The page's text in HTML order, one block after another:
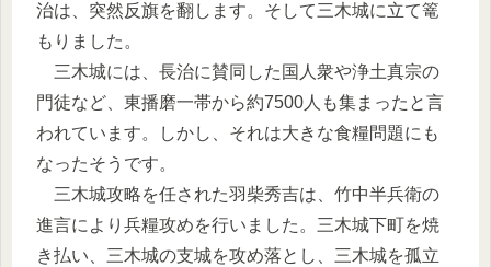
治は、突然反旗を翻します。そして三木城に立て篭
もりました。
三木城には、長治に賛同した国人衆や浄土真宗の
門徒など、東播磨一帯から約7500人も集まったと言
われています。しかし、それは大きな食糧問題にも
なったそうです。
三木城攻略を任された羽柴秀吉は、竹中半兵衛の
進言により兵糧攻めを行いました。三木城下町を焼
き払い、三木城の支城を攻め落とし、三木城を孤立